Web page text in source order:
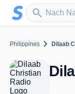
Zum Hauptinhalt
search
Sender suchen
Philippines chevron_right Dilaab